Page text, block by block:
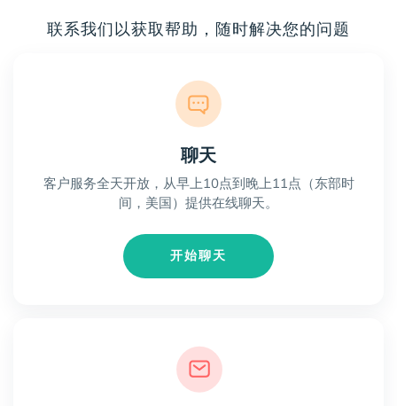
联系我们以获取帮助，随时解决您的问题
聊天
客户服务全天开放，从早上10点到晚上11点（东部时
间，美国）提供在线聊天。
开始聊天